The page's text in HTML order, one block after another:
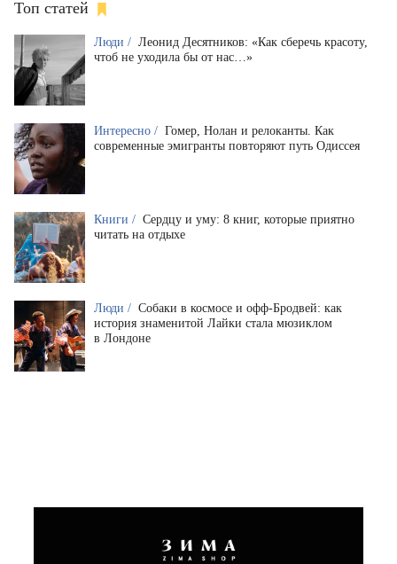
Топ статей
Люди / Леонид Десятников: «Как сберечь красоту,
чтоб не уходила бы от нас…»
Интересно / Гомер, Нолан и релоканты. Как
современные эмигранты повторяют путь Одиссея
Книги / Сердцу и уму: 8 книг, которые приятно
читать на отдыхе
Люди / Собаки в космосе и офф-Бродвей: как
история знаменитой Лайки стала мюзиклом
в Лондоне